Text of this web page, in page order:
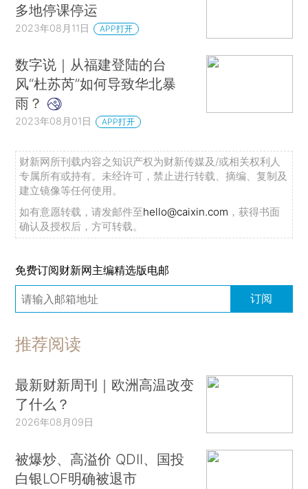
多地停课停运
2023年08月11日 APP打开
数字说｜从福建登陆的台
风“杜苏芮”如何导致华北暴
雨？
2023年08月01日 APP打开
财新网所刊载内容之知识产权为财新传媒及/或相关权利人
专属所有或持有。未经许可，禁止进行转载、摘编、复制及
建立镜像等任何使用。
如有意愿转载，请发邮件至hello@caixin.com ，获得书面
确认及授权后，方可转载。
免费订阅财新网主编精选版电邮
订阅
推荐阅读
最新财新周刊｜欧洲高温改变
了什么？
2026年08月09日
被爆炒、高溢价 QDII、国投
白银LOF明确被退市